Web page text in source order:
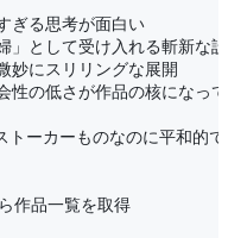
ぎる思考が面白い
」として受け入れる斬新な
妙にスリリングな展開
性の低さが作品の核になっ
ーカーものなのに平和的
作品一覧を取得